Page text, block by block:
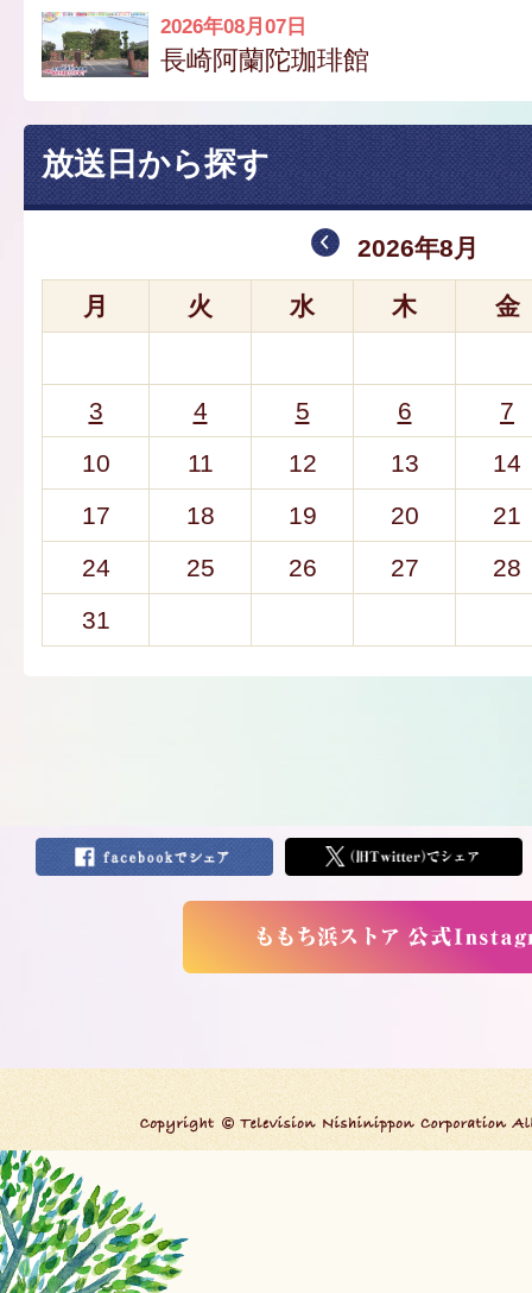
2026年08月07日
長崎阿蘭陀珈琲館
放送日から探す
2026年8月
月 火 水 木 金
3 4 5 6
7
10
11 12 13
14
17
18 19 20
21
24
25 26 27
28
31